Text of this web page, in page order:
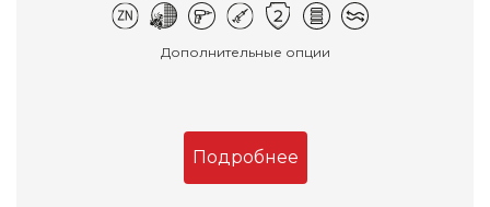
Дополнительные опции
Подробнее